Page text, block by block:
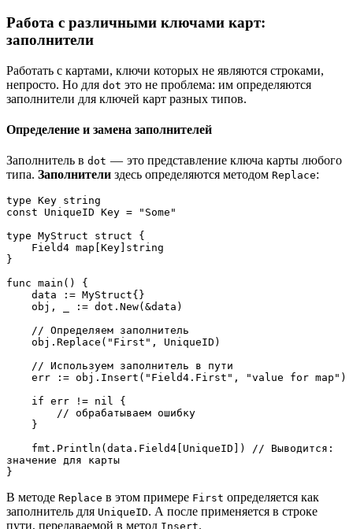
Работа с различными ключами карт:
заполнители
Работать с картами, ключи которых не являются строками,
непросто. Но для dot это не проблема: им определяются
заполнители для ключей карт разных типов.
Определение и замена заполнителей
Заполнитель в dot — это представление ключа карты любого
типа. Заполнители здесь определяются методом Replace:
type Key string
const UniqueID Key = "Some"
type MyStruct struct {
    Field4 map[Key]string
}
func main() {
    data := MyStruct{}
    obj, _ := dot.New(&data)
    // Определяем заполнитель
    obj.Replace("First", UniqueID)
    // Используем заполнитель в пути
    err := obj.Insert("Field4.First", "value for map")
    if err != nil {
        // обрабатываем ошибку
    }
значение для карты
}
В методе Replace в этом примере First определяется как
заполнитель для UniqueID. А после применяется в строке
пути, передаваемой в метод Insert.